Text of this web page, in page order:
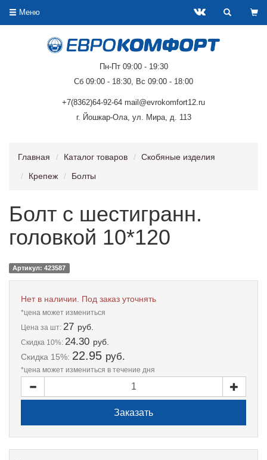
Меню
Пн-Пт 09:00 - 19:30
Сб 09:00 - 18:30, Вс 09:00 - 18:00
+7(8362)64-92-64 mail@evrokomfort12.ru
г. Йошкар-Ола, ул. Мира, д. 113
Главная Каталог товаров
Скобяные изделия
Крепеж
Болты
Болт с шестигранн.
головкой 10*120
Артикул: 423587
Нет в наличии. Под заказ уточнять
*цена может измениться
Цена за шт: 27 руб.
Скидка 10%: 24.30 руб.
Скидка 15%: 22.95 руб.
*цена может измениться в течение дня